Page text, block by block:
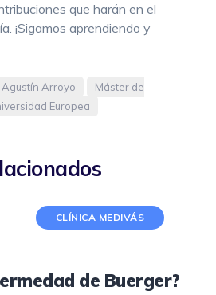
que harán en el
¡Sigamos aprendiendo y
Agustín Arroyo
Máster de
Europea
CLÍNICA MEDIVÁS
de Buerger?